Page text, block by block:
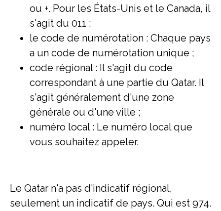
ou +. Pour les États-Unis et le Canada, il
s'agit du 011 ;
le code de numérotation : Chaque pays
a un code de numérotation unique ;
code régional : Il s'agit du code
correspondant à une partie du Qatar. Il
s'agit généralement d'une zone
générale ou d'une ville ;
numéro local : Le numéro local que
vous souhaitez appeler.
Le Qatar n'a pas d'indicatif régional,
seulement un indicatif de pays. Qui est 974.